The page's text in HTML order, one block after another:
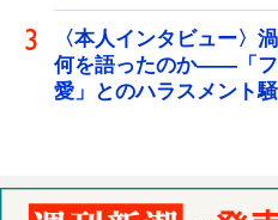
〈本人インタビュー〉
何を語ったのか――「フ
愛」とのハラスメント